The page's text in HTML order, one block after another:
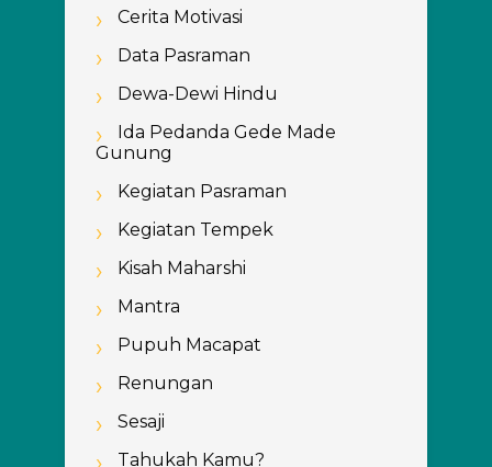
Cerita Motivasi
Data Pasraman
Dewa-Dewi Hindu
Ida Pedanda Gede Made
Gunung
Kegiatan Pasraman
Kegiatan Tempek
Kisah Maharshi
Mantra
Pupuh Macapat
Renungan
Sesaji
Tahukah Kamu?